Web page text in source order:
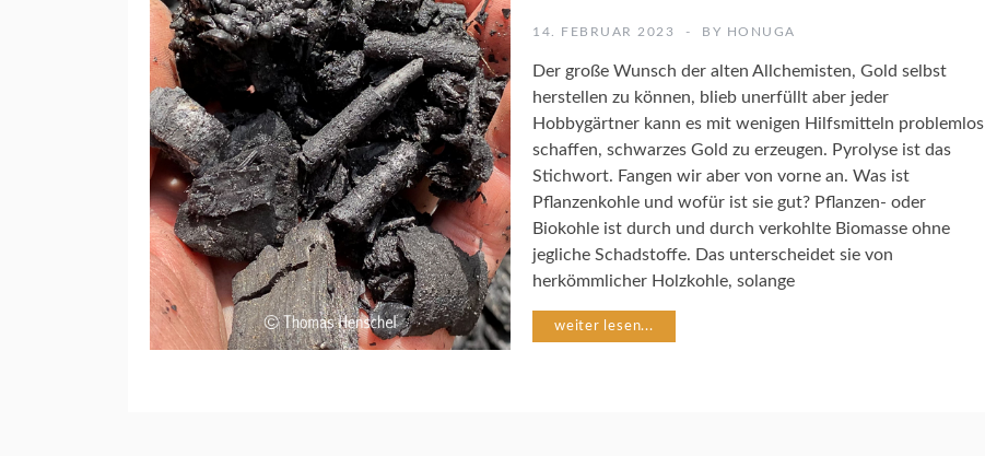
G
R
T
E
N
U
M
W
T
14. FEBRUAR 2023 BY HONUGA
Der große Wunsch der alten Allchemisten, Gold selbst
herstellen zu können, blieb unerfüllt aber jeder
Hobbygärtner kann es mit wenigen Hilfsmitteln problemlos
schaffen, schwarzes Gold zu erzeugen. Pyrolyse ist das
Stichwort. Fangen wir aber von vorne an. Was ist
Pflanzenkohle und wofür ist sie gut? Pflanzen- oder
Biokohle ist durch und durch verkohlte Biomasse ohne
jegliche Schadstoffe. Das unterscheidet sie von
herkömmlicher Holzkohle, solange
weiter lesen...